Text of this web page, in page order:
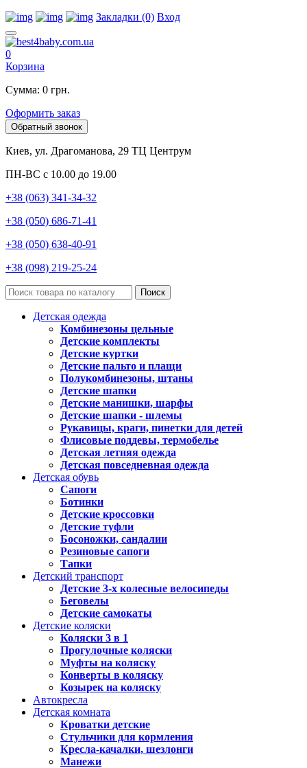
Закладки (0) Вход
0
Корзина
Сумма: 0 грн.
Оформить заказ
Обратный звонок
Киев, ул. Драгоманова, 29 ТЦ Центрум
ПН-ВС с 10.00 до 19.00
+38 (063) 341-34-32
+38 (050) 686-71-41
+38 (050) 638-40-91
+38 (098) 219-25-24
Поиск
Детская одежда
Комбинезоны цельные
Детские комплекты
Детские куртки
Детские пальто и плащи
Полукомбинезоны, штаны
Детские шапки
Детские манишки, шарфы
Детские шапки - шлемы
Рукавицы, краги, пинетки для детей
Флисовые поддевы, термобелье
Детская летняя одежда
Детская повседневная одежда
Детская обувь
Сапоги
Ботинки
Детские кроссовки
Детские туфли
Босоножки, сандалии
Резиновые сапоги
Тапки
Детский транспорт
Детские 3-х колесные велосипеды
Беговелы
Детские самокаты
Детские коляски
Коляски 3 в 1
Прогулочные коляски
Муфты на коляску
Конверты в коляску
Козырек на коляску
Автокресла
Детская комната
Кроватки детские
Стульчики для кормления
Кресла-качалки, шезлонги
Манежи